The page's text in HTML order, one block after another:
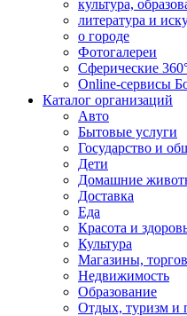
культура,
литература и
о городе
Фотогалереи
Сферические
Online-сервисы
Каталог организаций
Авто
Бытовые услуги
Государство и
Дети
Домашние
Доставка
Еда
Красота и
Культура
Магазины,
Недвижимость
Образование
Отдых, туризм и